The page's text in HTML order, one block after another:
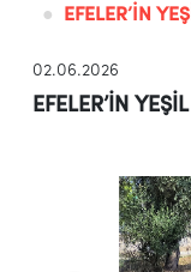
EFELER’İN
02.06.2026
EFELER’İN